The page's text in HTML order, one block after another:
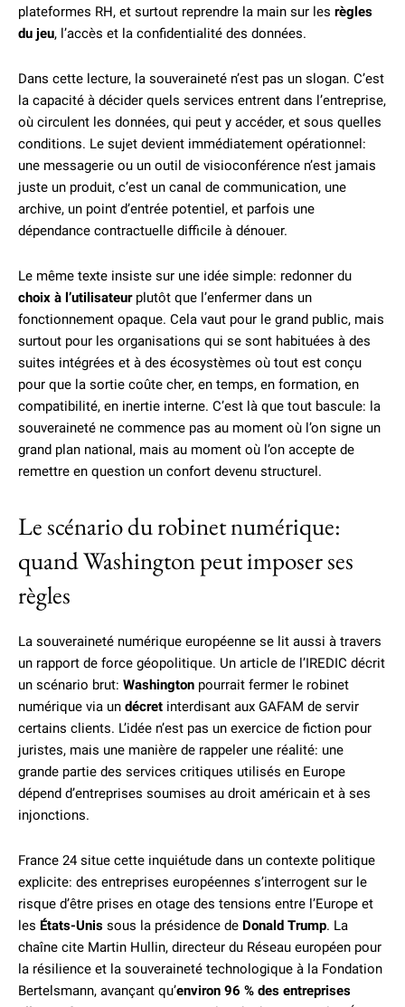
plateformes RH, et surtout reprendre la main sur les règles
du jeu, l’accès et la confidentialité des données.
Dans cette lecture, la souveraineté n’est pas un slogan. C’est
la capacité à décider quels services entrent dans l’entreprise,
où circulent les données, qui peut y accéder, et sous quelles
conditions. Le sujet devient immédiatement opérationnel:
une messagerie ou un outil de visioconférence n’est jamais
juste un produit, c’est un canal de communication, une
archive, un point d’entrée potentiel, et parfois une
dépendance contractuelle difficile à dénouer.
Le même texte insiste sur une idée simple: redonner du
choix à l’utilisateurplutôt que l’enfermer dans un
fonctionnement opaque. Cela vaut pour le grand public, mais
surtout pour les organisations qui se sont habituées à des
suites intégrées et à des écosystèmes où tout est conçu
pour que la sortie coûte cher, en temps, en formation, en
compatibilité, en inertie interne. C’est là que tout bascule: la
souveraineté ne commence pas au moment où l’on signe un
grand plan national, mais au moment où l’on accepte de
remettre en question un confort devenu structurel.
Le scénario du robinet numérique:
quand Washington peut imposer ses
règles
La souveraineté numérique européenne se lit aussi à travers
un rapport de force géopolitique. Un article de l’IREDIC décrit
un scénario brut: Washington pourrait fermer le robinet
numérique via un décret interdisant aux GAFAM de servir
certains clients. L’idée n’est pas un exercice de fiction pour
juristes, mais une manière de rappeler une réalité: une
grande partie des services critiques utilisés en Europe
dépend d’entreprises soumises au droit américain et à ses
injonctions.
France 24 situe cette inquiétude dans un contexte politique
explicite: des entreprises européennes s’interrogent sur le
risque d’être prises en otage des tensions entre l’Europe et
les États-Unis sous la présidence de Donald Trump. La
chaîne cite Martin Hullin, directeur du Réseau européen pour
la résilience et la souveraineté technologique à la Fondation
Bertelsmann, avançant qu’environ 96 % des entreprises